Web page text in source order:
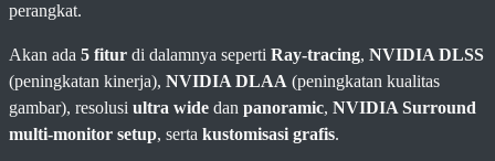
perangkat.
Akan ada 5 fitur di dalamnya seperti Ray-tracing, NVIDIA DLSS
(peningkatan kinerja), NVIDIA DLAA (peningkatan kualitas
gambar), resolusi ultra wide dan panoramic, NVIDIA Surround
multi-monitor setup, serta kustomisasi grafis.